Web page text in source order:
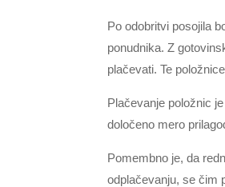
Po odobritvi posojila
ponudnika. Z
plačevati. Te
Plačevanje položnic
določeno mero
Pomembno je, da
odplačevanju, se čim